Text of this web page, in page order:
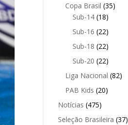
Copa Brasil (35)
Sub-14 (18)
Sub-16 (22)
Sub-18 (22)
Sub-20 (22)
Liga Nacional (82)
PAB Kids (20)
Notícias (475)
Seleção Brasileira (37)